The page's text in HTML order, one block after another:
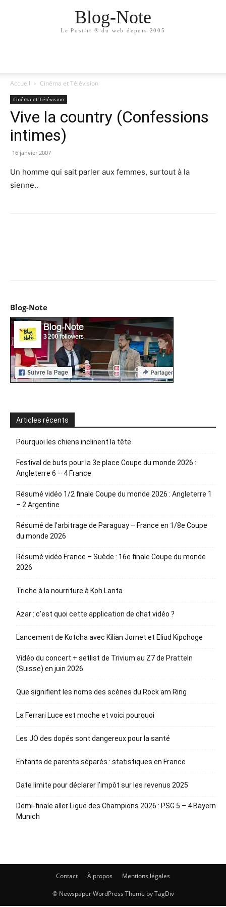
Blog-Note
Le Post-it ® du web depuis 2005
Accueil Cinéma et Télévision
Cinéma et Télévision
Vive la country (Confessions
intimes)
16 janvier 2007
Un homme qui sait parler aux femmes, surtout à la
sienne..
Blog-Note
Articles récents
Pourquoi les chiens inclinent la tête
Festival de buts pour la 3e place Coupe du monde 2026 :
Angleterre 6 – 4 France
Résumé vidéo 1/2 finale Coupe du monde 2026 : Angleterre 1
– 2 Argentine
Résumé de l’arbitrage de Paraguay – France en 1/8e Coupe
du monde 2026
Résumé vidéo France – Suède : 16e finale Coupe du monde
2026
Triche à la nourriture à Koh Lanta
Azar : c’est quoi cette application de chat vidéo ?
Lancement de Kotcha avec Kilian Jornet et Eliud Kipchoge
Vidéo du concert + setlist de Trivium au Z7 de Pratteln
(Suisse) en juin 2026
Que signifient les noms des scènes du Rock am Ring
La Ferrari Luce est moche et voici pourquoi
Les JO des dopés sont dangereux pour la santé
Enfants de parents séparés : statistiques en France
Date limite pour déclarer l’impôt sur les revenus 2025
Demi-finale aller Ligue des Champions 2026 : PSG 5 – 4 Bayern
Munich
Contact À propos Mentions légales
© Newspaper WordPress Theme by TagDiv